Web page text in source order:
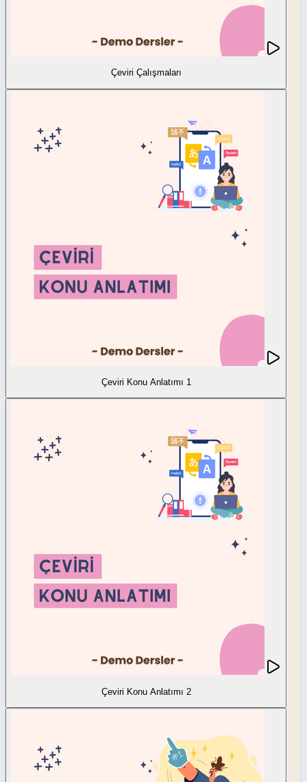
Çeviri Çalışmaları
Çeviri Konu Anlatımı 1
Çeviri Konu Anlatımı 2